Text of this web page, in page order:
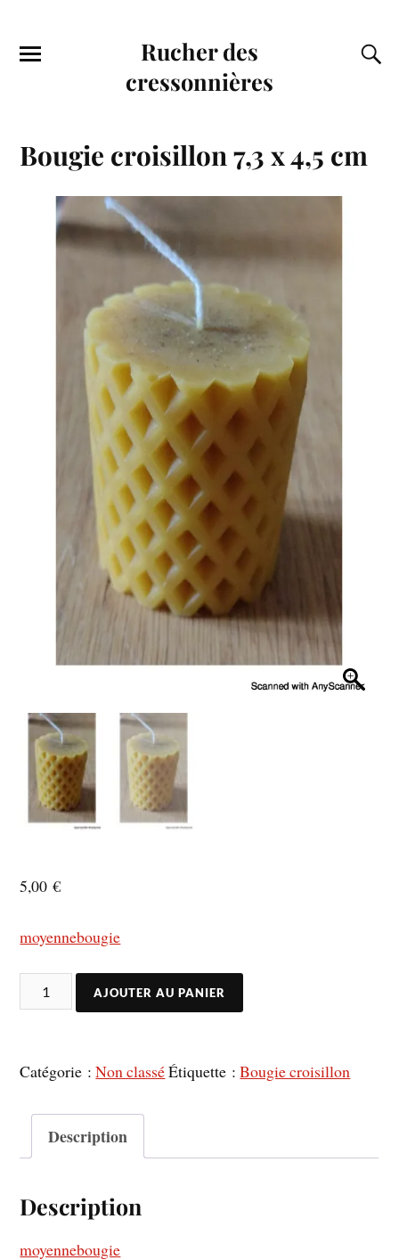
Rucher des
cressonnières
Bougie croisillon 7,3 x 4,5 cm
5,00€
moyennebougie
AJOUTER AU PANIER
Catégorie :Non classéÉtiquette :Bougie croisillon
Description
Description
moyennebougie